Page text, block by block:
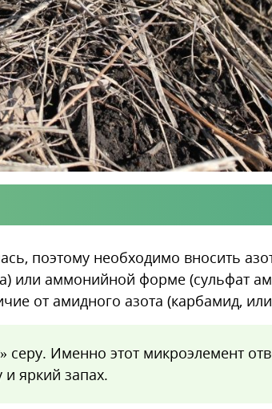
поэтому необходимо вносить
или аммонийной форме (сульфат
от амидного азота (карбамид,
серу. Именно этот микроэлемент
яркий запах.